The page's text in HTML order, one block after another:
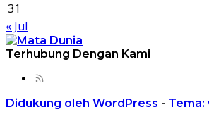
31
« Jul
Terhubung Dengan Kami
Didukung oleh WordPress -